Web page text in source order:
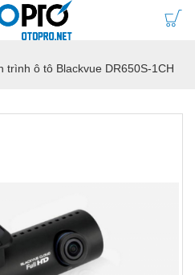
trình ô tô Blackvue DR650S-1CH